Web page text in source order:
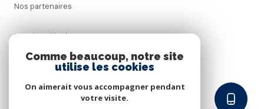
Nos partenaires
Mentions légales
Comme beaucoup, notre site
utilise les cookies
On aimerait vous accompagner pendant
votre visite.